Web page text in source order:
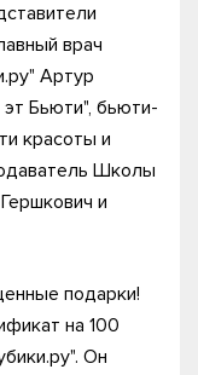
врач
Артур
Бьюти", бьюти-
красоты и
Школы
и
подарки!
на 100
Он